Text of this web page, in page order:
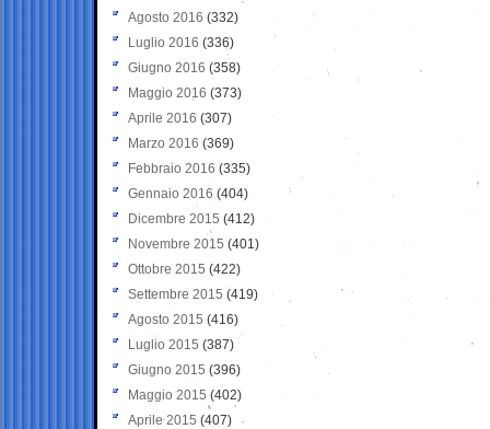
Agosto 2016 (332)
Luglio 2016 (336)
Giugno 2016 (358)
Maggio 2016 (373)
Aprile 2016 (307)
Marzo 2016 (369)
Febbraio 2016 (335)
Gennaio 2016 (404)
Dicembre 2015 (412)
Novembre 2015 (401)
Ottobre 2015 (422)
Settembre 2015 (419)
Agosto 2015 (416)
Luglio 2015 (387)
Giugno 2015 (396)
Maggio 2015 (402)
Aprile 2015 (407)